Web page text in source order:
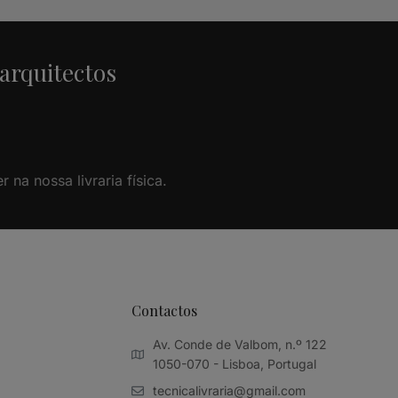
na nossa livraria física.
Contactos
Av. Conde de Valbom, n.º 122
1050-070 - Lisboa, Portugal
tecnicalivraria@gmail.com